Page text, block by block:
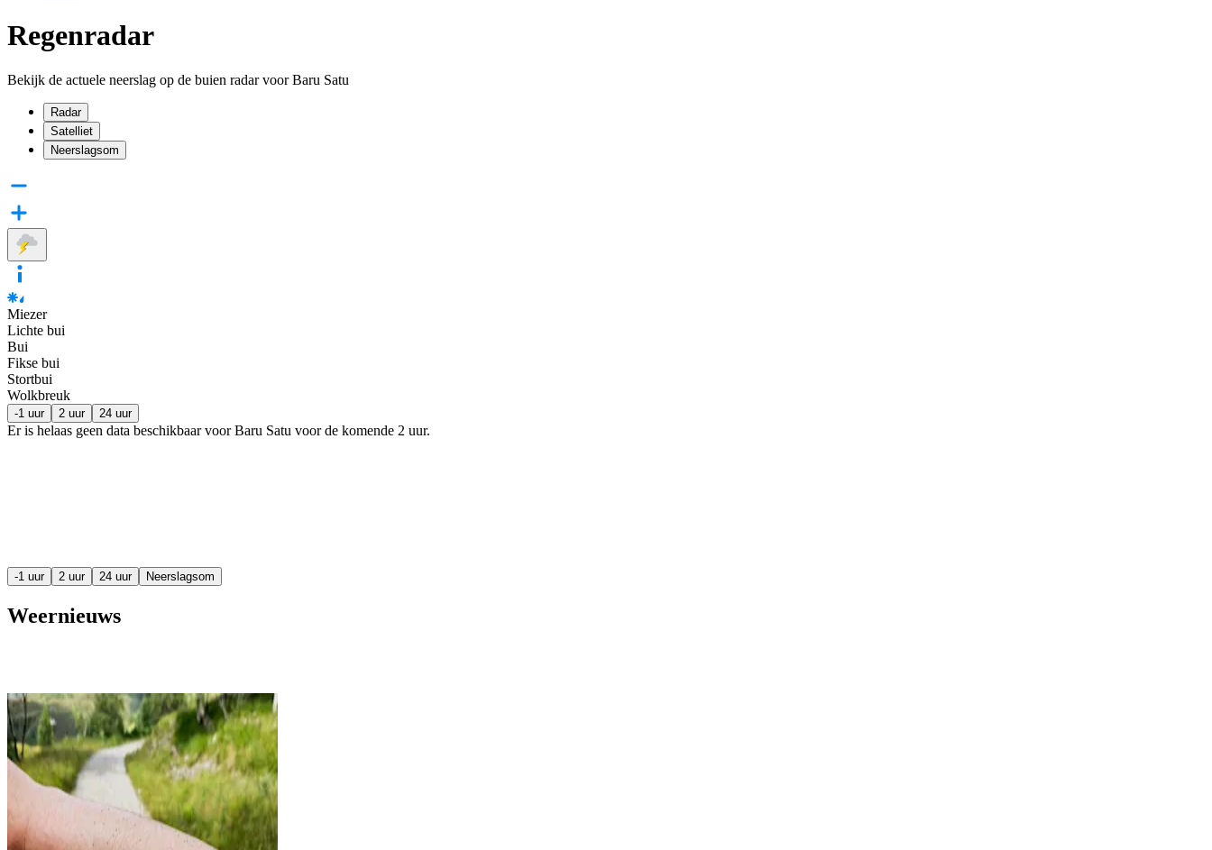
Regenradar
Bekijk de actuele neerslag op de buien radar voor Baru Satu
Radar
Satelliet
Neerslagsom
Miezer
Lichte bui
Bui
Fikse bui
Stortbui
Wolkbreuk
-1 uur 2 uur 24 uur
Er is helaas geen data beschikbaar voor Baru Satu voor de komende 2 uur.
-1 uur 2 uur 24 uur Neerslagsom
Weernieuws